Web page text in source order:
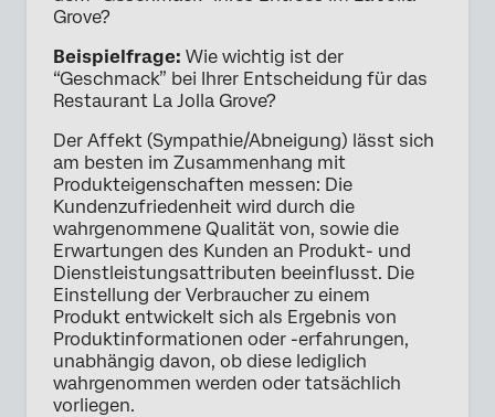
Grove?
Beispielfrage: Wie wichtig ist der
“Geschmack” bei Ihrer Entscheidung für das
Restaurant La Jolla Grove?
Der Affekt (Sympathie/Abneigung) lässt sich
am besten im Zusammenhang mit
Produkteigenschaften messen: Die
Kundenzufriedenheit wird durch die
wahrgenommene Qualität von, sowie die
Erwartungen des Kunden an Produkt- und
Dienstleistungsattributen beeinflusst. Die
Einstellung der Verbraucher zu einem
Produkt entwickelt sich als Ergebnis von
Produktinformationen oder -erfahrungen,
unabhängig davon, ob diese lediglich
wahrgenommen werden oder tatsächlich
vorliegen.